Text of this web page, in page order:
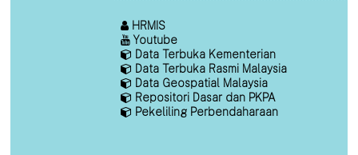
HRMIS
Youtube
Data Terbuka Kementerian
Data Terbuka Rasmi Malaysia
Data Geospatial Malaysia
Repositori Dasar dan PKPA
Pekeliling Perbendaharaan